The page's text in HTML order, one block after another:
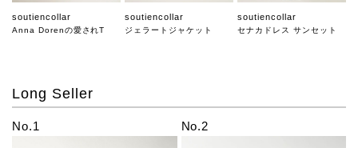
soutiencollar
Anna Dorenの愛されT
soutiencollar
ジェラートジャケット
soutiencollar
セナカドレス サンセット
Long Seller
No.1 No.2